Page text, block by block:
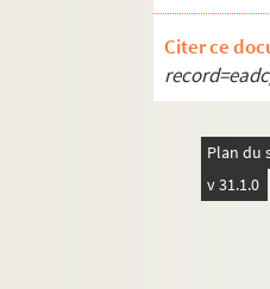
Citer ce
Plan du
v 31.1.0